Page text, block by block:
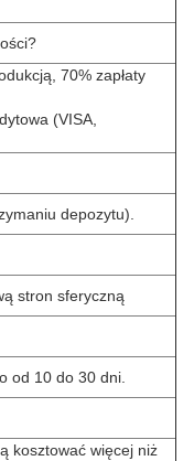
70% zapłaty
(VISA,
depozytu).
stron sferyczną
od 10 do 30 dni.
kosztować więcej niż